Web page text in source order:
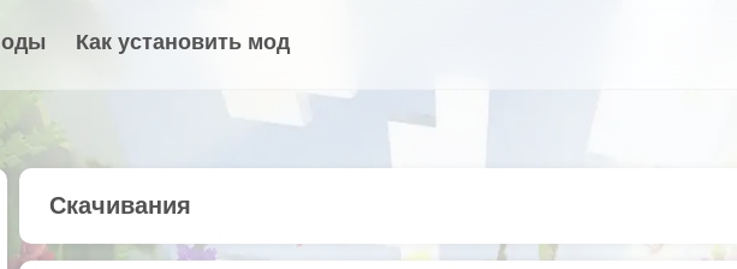
Как установить мод
Скачивания